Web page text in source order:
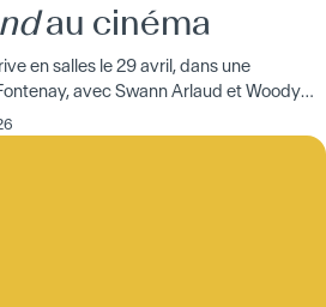
au cinéma
en salles le 29 avril, dans une
avec Swann Arlaud et Woody